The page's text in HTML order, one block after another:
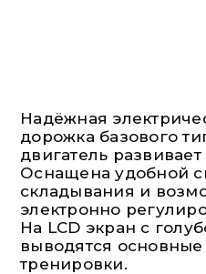
Надёжная
дорожка базового
двигатель
Оснащена удобной
складывания и
электронно
На LCD экран с
выводятся
тренировки.